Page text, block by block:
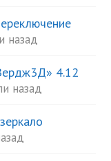
назад
4.12
назад